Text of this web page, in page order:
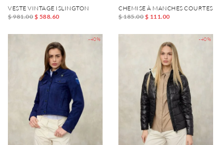
VESTE VINTAGE ISLINGTON
$ 981.00 $ 588.60
CHEMISE À MANCHES COURTES
$ 185.00 $ 111.00
-40% -40%